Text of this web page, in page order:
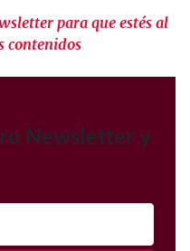
para que estés al
contenidos
Newsletter y